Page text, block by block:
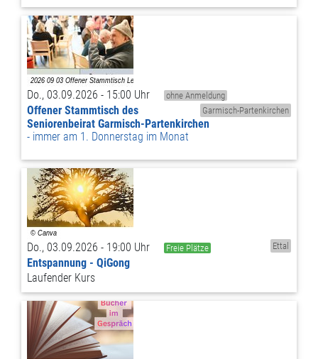
Do., 03.09.2026 - 15:00 Uhr
ohne Anmeldung
Garmisch-Partenkirchen
Offener Stammtisch des
Seniorenbeirat Garmisch-Partenkirchen
immer am 1. Donnerstag im Monat
Do., 03.09.2026 - 19:00 Uhr Freie Plätze Ettal
Entspannung - QiGong
Laufender Kurs